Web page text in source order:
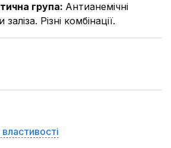
група: Антианемічні
Різні комбінації.